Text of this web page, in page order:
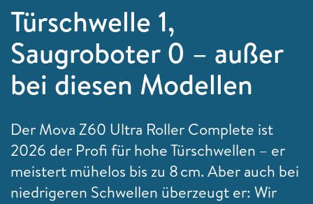
Türschwelle 1,
Saugroboter 0 – außer
bei diesen Modellen
Der Mova Z60 Ultra Roller Complete ist
2026 der Profi für hohe Türschwellen – er
meistert mühelos bis zu 8 cm. Aber auch bei
niedrigeren Schwellen überzeugt er: Wir